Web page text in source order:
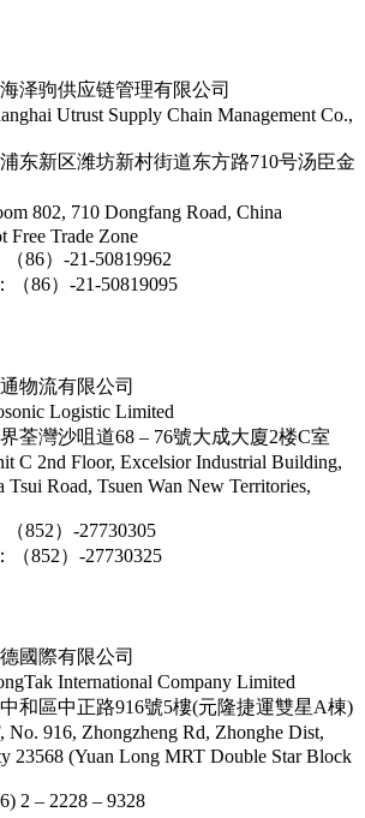
泽驹供应链管理有限公司
Utrust Supply Chain Management Co.,
浦东新区潍坊新村街道东方路710号汤臣金
802, 710 Dongfang Road, China
Free Trade Zone
（86）-21-50819962
：（86）-21-50819095
物流有限公司
Logistic Limited
界荃灣沙咀道68 – 76號大成大廈2楼C室
C 2nd Floor, Excelsior Industrial Building,
Tsui Road, Tsuen Wan New Territories,
（852）-27730305
：（852）-27730325
國際有限公司
International Company Limited
中和區中正路916號5樓(元隆捷運雙星A棟)
No. 916, Zhongzheng Rd, Zhonghe Dist,
23568 (Yuan Long MRT Double Star Block
2 – 2228 – 9328